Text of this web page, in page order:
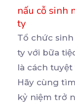
nấu cỗ sinh
ty
Tổ chức
ty với bữa
là cách
Hãy cùng
kỷ niệm trở